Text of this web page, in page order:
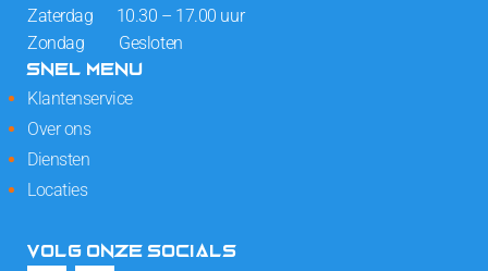
Zaterdag 10.30 – 17.00 uur
Zondag Gesloten
SNEL MENU
Klantenservice
Over ons
Diensten
Locaties
VOLG ONZE SOCIALS